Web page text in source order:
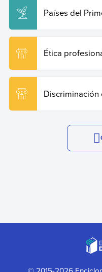
Países del
Ética
Discriminación